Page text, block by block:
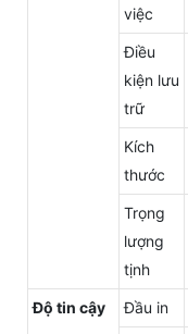
việc
Điều
kiện lưu
trữ
Kích
thước
Trọng
lượng
tịnh
Độ tin cậy Đầu in